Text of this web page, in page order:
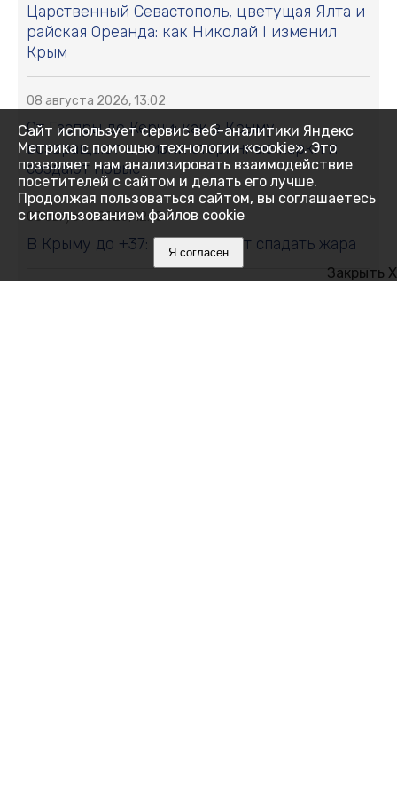
Царственный Севастополь, цветущая Ялта и
райская Ореанда: как Николай I изменил
Крым
08 августа 2026, 13:02
От Гаспры до Керчи: как в Крыму
возвращают к жизни старинные парки и
создают новые
08 августа 2026, 12:15
В Крыму до +37: когда начнёт спадать жара
Закрыть X
Сайт использует сервис веб-аналитики Яндекс
Метрика с помощью технологии «cookie». Это
позволяет нам анализировать взаимодействие
посетителей с сайтом и делать его лучше.
Продолжая пользоваться сайтом, вы соглашаетесь
с использованием файлов cookie
Я согласен